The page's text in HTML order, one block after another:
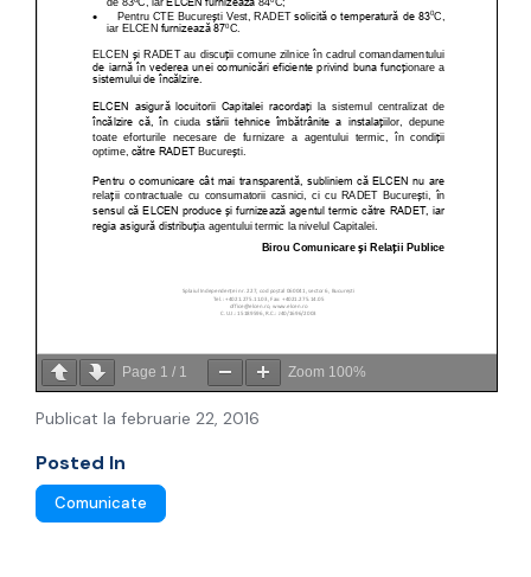
Page 1 / 1 Zoom 100%
Publicat la februarie 22, 2016
Posted In
Comunicate